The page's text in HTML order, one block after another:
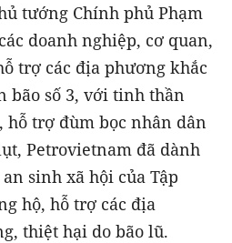
tướng Chính phủ Phạm
doanh nghiệp, cơ quan,
trợ các địa phương khắc
bão số 3, với tinh thần
trợ đùm bọc nhân dân
Petrovietnam đã dành
sinh xã hội của Tập
hộ, hỗ trợ các địa
thiệt hại do bão lũ.